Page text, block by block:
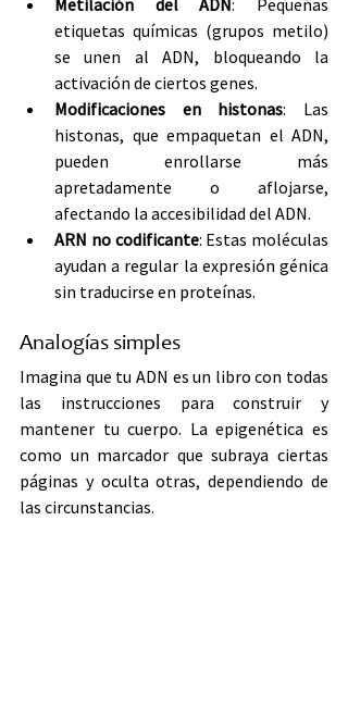
Metilación del ADN: Pequeñas
etiquetas químicas (grupos metilo)
se unen al ADN, bloqueando la
activación de ciertos genes.
Modificaciones en histonas: Las
histonas, que empaquetan el ADN,
pueden enrollarse más
apretadamente o aflojarse,
afectando la accesibilidad del ADN.
ARN no codificante: Estas moléculas
ayudan a regular la expresión génica
sin traducirse en proteínas.
Analogías simples
Imagina que tu ADN es un libro con todas
las instrucciones para construir y
mantener tu cuerpo. La epigenética es
como un marcador que subraya ciertas
páginas y oculta otras, dependiendo de
las circunstancias.